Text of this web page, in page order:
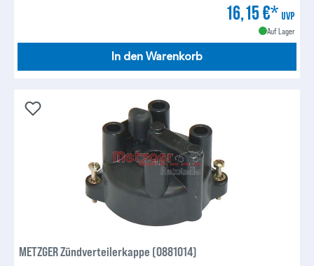
16,15 €* UVP
Auf Lager
In den Warenkorb
METZGER Zündverteilerkappe (0881014)